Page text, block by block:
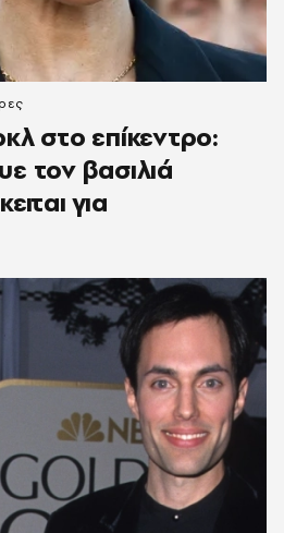
στο επίκεντρο:
τον βασιλιά
για